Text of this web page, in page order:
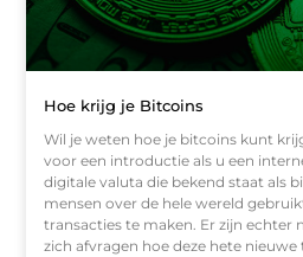
Hoe krijg je Bitcoins
Wil je weten hoe je bitcoins kunt
voor een introductie als u een
digitale valuta die bekend staat als
mensen over de hele wereld
transacties te maken. Er zijn echter
zich afvragen hoe deze hete